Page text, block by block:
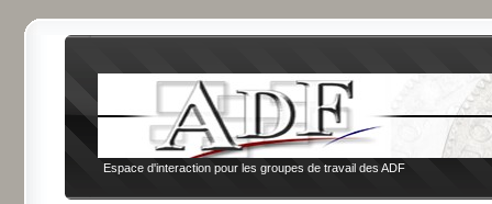
Espace d'interaction pour les groupes de travail des ADF